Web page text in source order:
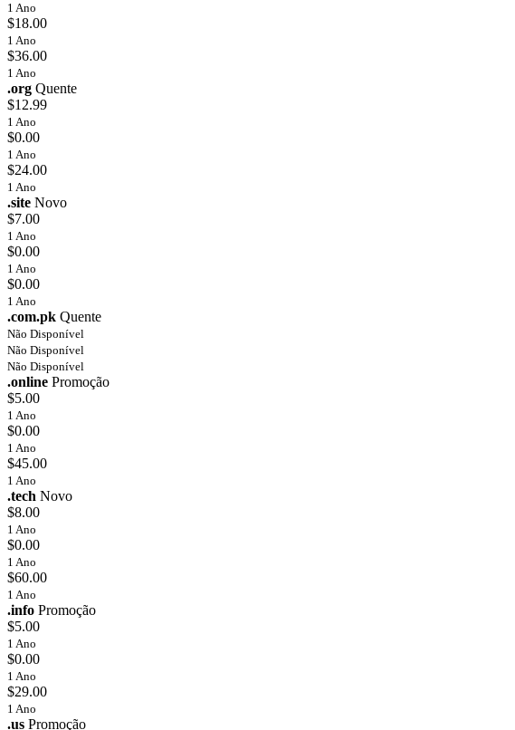
1 Ano
$18.00
1 Ano
$36.00
1 Ano
.org Quente
$12.99
1 Ano
$0.00
1 Ano
$24.00
1 Ano
.site Novo
$7.00
1 Ano
$0.00
1 Ano
$0.00
1 Ano
.com.pk Quente
Não Disponível
Não Disponível
Não Disponível
.online Promoção
$5.00
1 Ano
$0.00
1 Ano
$45.00
1 Ano
.tech Novo
$8.00
1 Ano
$0.00
1 Ano
$60.00
1 Ano
.info Promoção
$5.00
1 Ano
$0.00
1 Ano
$29.00
1 Ano
.us Promoção